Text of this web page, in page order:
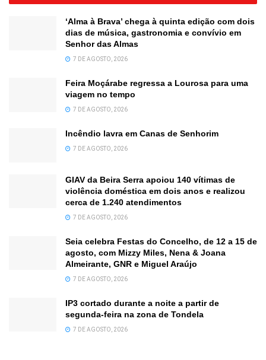
‘Alma à Brava’ chega à quinta edição com dois
dias de música, gastronomia e convívio em
Senhor das Almas
7 DE AGOSTO, 2026
Feira Moçárabe regressa a Lourosa para uma
viagem no tempo
7 DE AGOSTO, 2026
Incêndio lavra em Canas de Senhorim
7 DE AGOSTO, 2026
GIAV da Beira Serra apoiou 140 vítimas de
violência doméstica em dois anos e realizou
cerca de 1.240 atendimentos
7 DE AGOSTO, 2026
Seia celebra Festas do Concelho, de 12 a 15 de
agosto, com Mizzy Miles, Nena & Joana
Almeirante, GNR e Miguel Araújo
7 DE AGOSTO, 2026
IP3 cortado durante a noite a partir de
segunda-feira na zona de Tondela
7 DE AGOSTO, 2026